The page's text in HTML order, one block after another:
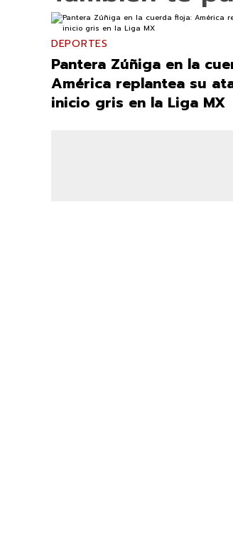
DEPORTES
Pantera Zúñiga en la
América replantea su
inicio gris en la Liga MX